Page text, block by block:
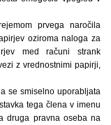
prvega naročila
oziroma naloga za
med računi strank
z vrednostnimi papirji,
se smiselno uporabljata
tega člena v imenu
druga pravna oseba na